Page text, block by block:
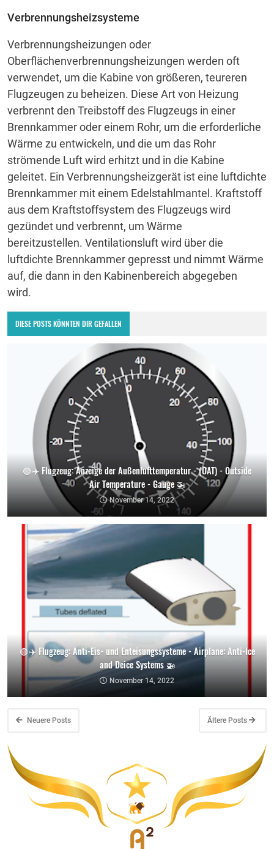
Verbrennungsheizsysteme
Verbrennungsheizungen oder
Oberflächenverbrennungsheizungen werden oft
verwendet, um die Kabine von größeren, teureren
Flugzeugen zu beheizen. Diese Art von Heizung
verbrennt den Treibstoff des Flugzeugs in einer
Brennkammer oder einem Rohr, um die erforderliche
Wärme zu entwickeln, und die um das Rohr
strömende Luft wird erhitzt und in die Kabine
geleitet. Ein Verbrennungsheizgerät ist eine luftdichte
Brennkammer mit einem Edelstahlmantel. Kraftstoff
aus dem Kraftstoffsystem des Flugzeugs wird
gezündet und verbrennt, um Wärme
bereitzustellen. Ventilationsluft wird über die
luftdichte Brennkammer gepresst und nimmt Wärme
auf, die dann in den Kabinenbereich abgegeben
wird.
DIESE POSTS KÖNNTEN DIR GEFALLEN
🟢 ✈️ Flugzeug: Anzeige der Außenlufttemperatur - (OAT) - Outside
Air Temperature - Gauge 🚁
November 14, 2022
🟢 ✈️ Flugzeug: Anti-Eis- und Enteisungssysteme - Airplane: Anti-Ice
and Deice Systems 🚁
November 14, 2022
Neuere Posts Ältere Posts